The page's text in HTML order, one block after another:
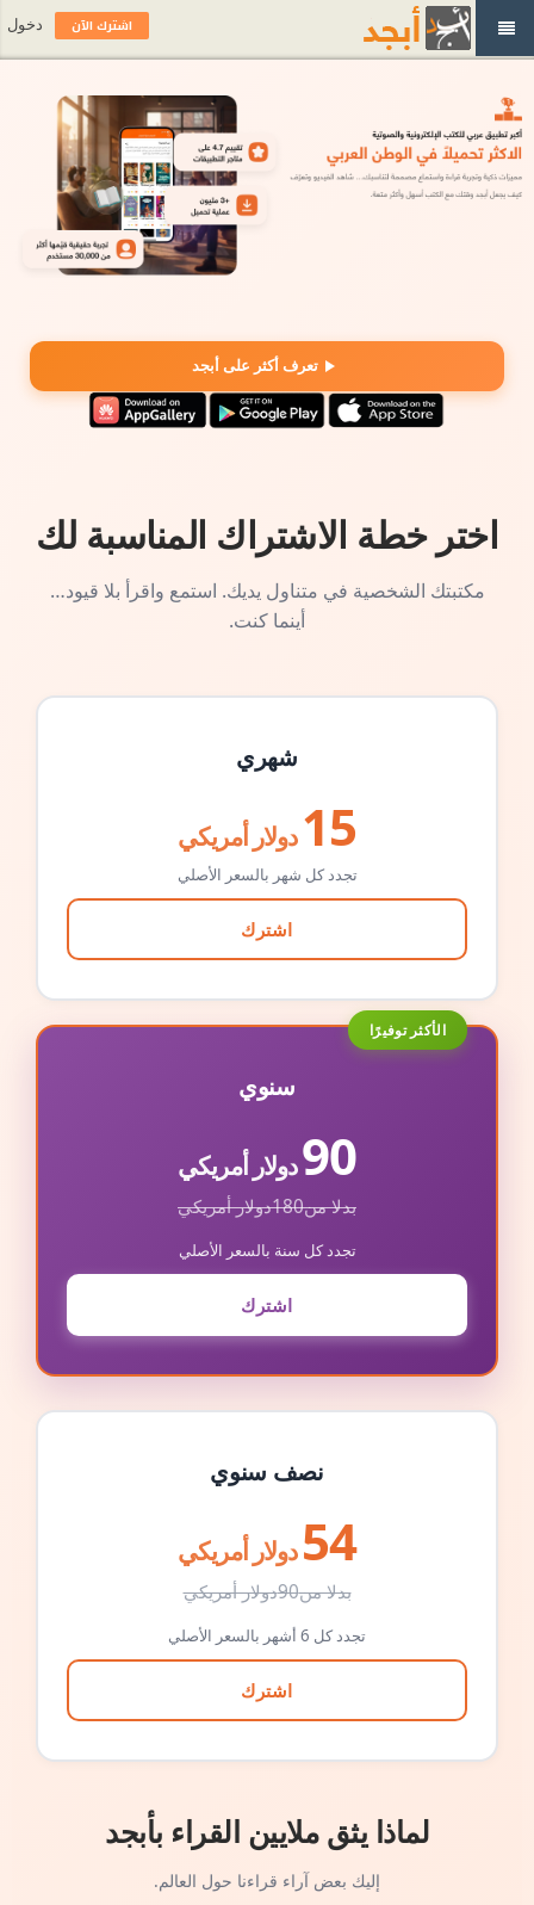
تعرف أكثر على أبجد
اختر خطة الاشتراك المناسبة لك
مكتبتك الشخصية في متناول يديك. استمع واقرأ بلا قيود…
أينما كنت.
شهري
15 دولار أمريكي
تجدد كل شهر بالسعر الأصلي
اشترك
الأكثر توفيرًا
سنوي
90دولار أمريكي
بدلا من180دولار أمريكي
تجدد كل سنة بالسعر الأصلي
اشترك
نصف سنوي
54 دولار أمريكي
بدلا من90دولار أمريكي
تجدد كل 6 أشهر بالسعر الأصلي
اشترك
لماذا يثق ملايين القراء بأبجد
إليك بعض آراء قراءنا حول العالم.
اشترك الآن دخول